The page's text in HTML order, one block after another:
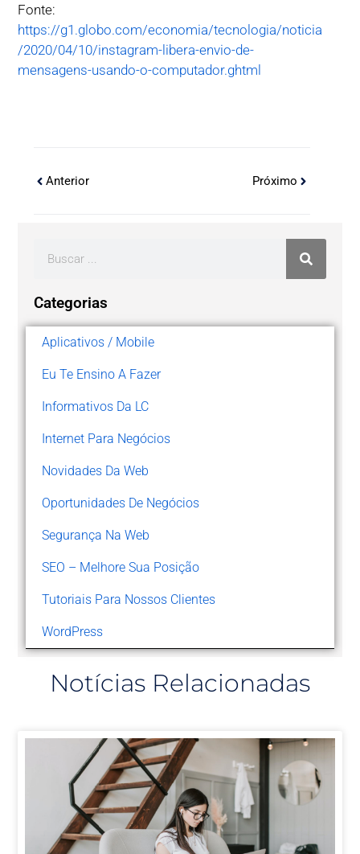
Fonte:
https://g1.globo.com/economia/tecnologia/noticia
/2020/04/10/instagram-libera-envio-de-
mensagens-usando-o-computador.ghtml
Anterior Próximo
Categorias
Aplicativos / Mobile
Eu Te Ensino A Fazer
Informativos Da LC
Internet Para Negócios
Novidades Da Web
Oportunidades De Negócios
Segurança Na Web
SEO – Melhore Sua Posição
Tutoriais Para Nossos Clientes
WordPress
Notícias Relacionadas